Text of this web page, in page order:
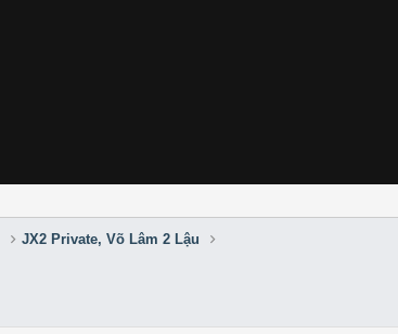
JX2 Private, Võ Lâm 2 Lậu